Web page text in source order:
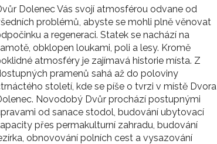
Dolenec Vás svojí atmosférou odvane od
problémů, abyste se mohli plně věnovat
a regeneraci. Statek se nachází na
obklopen loukami, poli a lesy. Kromě
atmosféry je zajímavá historie místa. Z
pramenů sahá až do poloviny
století, kde se píše o tvrzi v místě Dvora
Novodobý Dvůr prochází postupnými
od sanace stodol, budování ubytovací
přes permakulturní zahradu, budování
obnovování polních cest a vysazování